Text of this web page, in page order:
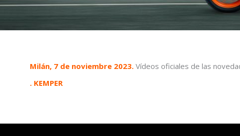
Milán, 7 de noviembre 2023. Vídeos oficiales de las
. KEMPER